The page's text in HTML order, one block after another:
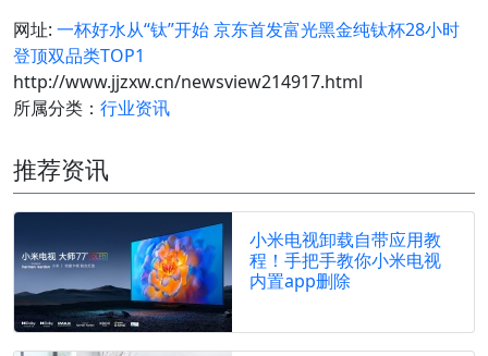
网址: 一杯好水从“钛”开始 京东首发富光黑金纯钛杯28小时
登顶双品类TOP1
http://www.jjzxw.cn/newsview214917.html
所属分类： 行业资讯
推荐资讯
小米电视卸载自带应用教
程！手把手教你小米电视
内置app删除